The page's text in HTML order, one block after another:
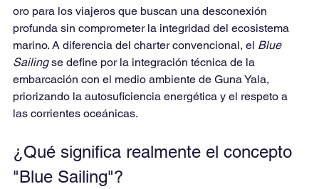
oro para los viajeros que buscan una desconexión
profunda sin comprometer la integridad del ecosistema
marino. A diferencia del charter convencional, el Blue
Sailing se define por la integración técnica de la
embarcación con el medio ambiente de Guna Yala,
priorizando la autosuficiencia energética y el respeto a
las corrientes oceánicas.
¿Qué significa realmente el concepto
"Blue Sailing"?